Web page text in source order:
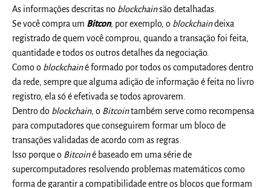
As informações descritas no blockchainsão detalhadas.
Se você compra um Bitcon, por exemplo, o blockchaindeixa
registrado de quem você comprou, quando a transação foi feita,
quantidade e todos os outros detalhes da negociação.
Como o blockchainé formado por todos os computadores dentro
da rede, sempre que alguma adição de informação é feita no livro
registro, ela só é efetivada se todos aprovarem.
Dentro do blockchain, o Bitcointambém serve como recompensa
para computadores que conseguirem formar um bloco de
transações validadas de acordo com as regras.
Isso porque o Bitcoiné baseado em uma série de
supercomputadores resolvendo problemas matemáticos como
forma de garantir a compatibilidade entre os blocos que formam